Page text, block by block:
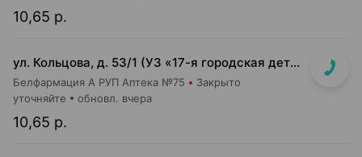
10,65 р.
ул. Кольцова, д. 53/1 (УЗ «17-я городская детская клиническая п-ка»)
Белфармация А РУП Аптека №75 Закрыто
10,65 р.
уточняйте обновл. вчера